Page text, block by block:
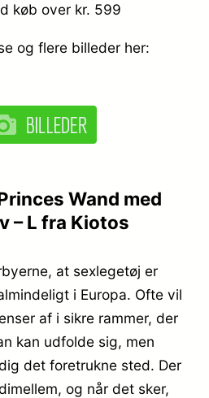
køb over kr. 599
og flere billeder her:
Wand med
– L fra Kiotos
at sexlegetøj er
i Europa. Ofte vil
af i sikre rammer, der
kan udfolde sig, men
det foretrukne sted. Der
og når det sker,